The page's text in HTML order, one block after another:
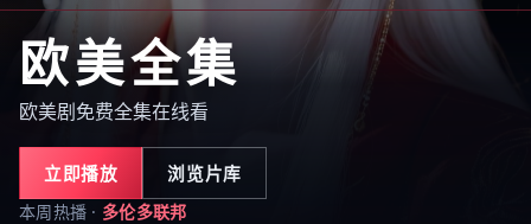
欧美全集
欧美剧免费全集在线看
立即播放 浏览片库
本周热播 · 多伦多联邦